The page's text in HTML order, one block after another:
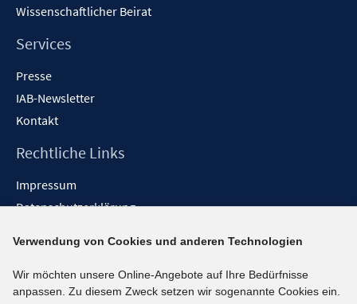
Wissenschaftlicher Beirat
Services
Presse
IAB-Newsletter
Kontakt
Rechtliche Links
Impressum
Datenschutzerklärung
Barrieren melden
Social-Media-Kanäle
Verwendung von Cookies und anderen Technologien
Wir möchten unsere Online-Angebote auf Ihre Bedürfnisse
anpassen. Zu diesem Zweck setzen wir sogenannte Cookies ein.